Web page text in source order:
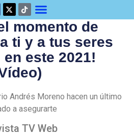
momento de
ti y a tus seres
este 2021!
Andrés Moreno hacen un último
a asegurarte
TV Web